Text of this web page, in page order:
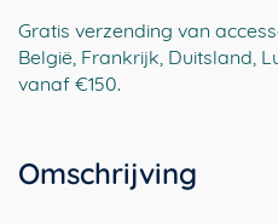
mint-
groen
RAL6019
Gratis verzending van
België, Frankrijk, Duitsland,
vanaf €150.
Omschrijving